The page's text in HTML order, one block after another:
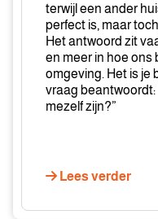
terwijl een ander
perfect is, maar
Het antwoord zit
en meer in hoe ons
omgeving. Het is je
vraag beantwoordt:
mezelf zijn?”
Lees verder